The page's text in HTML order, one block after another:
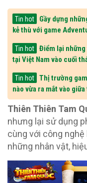
Tin hot
Gầy dựng
kẻ thù với game
Tin hot
Điểm lại
tại Việt Nam vào cuối
Tin hot
Thị trường
nào vừa ra mắt vào
Thiên Thiên Tam
nhưng lại sử dụng
cùng với công
những nhân vật,